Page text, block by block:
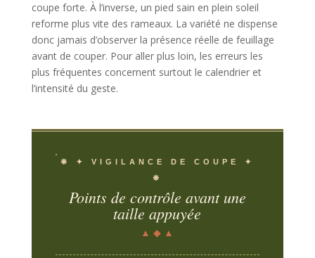
coupe forte. À l’inverse, un pied sain en plein soleil
reforme plus vite des rameaux. La variété ne dispense
donc jamais d’observer la présence réelle de feuillage
avant de couper. Pour aller plus loin, les erreurs les
plus fréquentes concernent surtout le calendrier et
l’intensité du geste.
❋ ✦ VIGILANCE DE COUPE ✦
❋
Points de contrôle avant une
taille appuyée
▲ ◆ ▲